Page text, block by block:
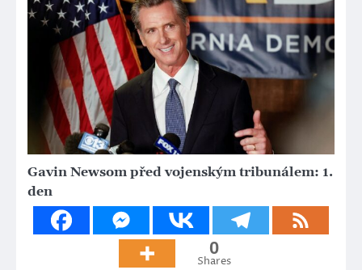
Gavin Newsom před vojenským tribunálem: 1.
den
0
Shares